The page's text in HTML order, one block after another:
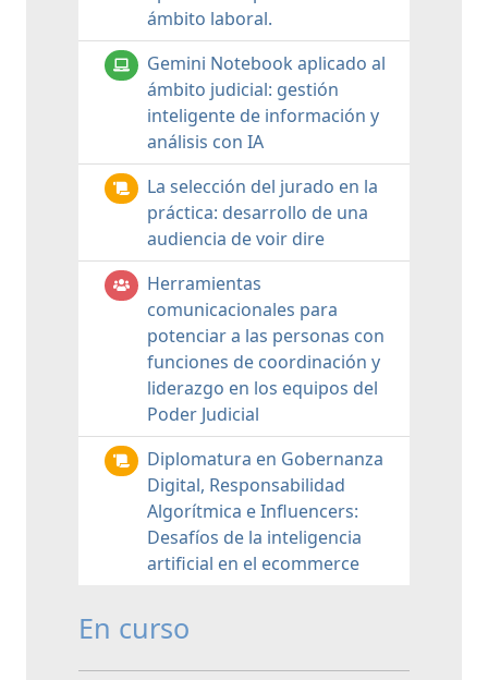
ámbito laboral.
Gemini Notebook aplicado al
ámbito judicial: gestión
inteligente de información y
análisis con IA
La selección del jurado en la
práctica: desarrollo de una
audiencia de voir dire
Herramientas
comunicacionales para
potenciar a las personas con
funciones de coordinación y
liderazgo en los equipos del
Poder Judicial
Diplomatura en Gobernanza
Digital, Responsabilidad
Algorítmica e Influencers:
Desafíos de la inteligencia
artificial en el ecommerce
En curso